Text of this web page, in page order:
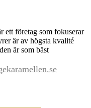
ett företag som fokuserar
är av högsta kvalité
är som bäst